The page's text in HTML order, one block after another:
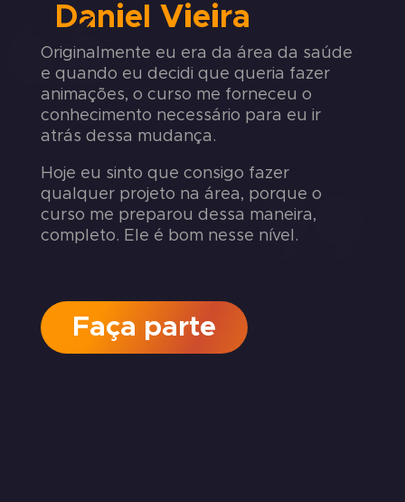
Daniel Vieira
Originalmente eu era da área da saúde
e quando eu decidi que queria fazer
animações, o curso me forneceu o
conhecimento necessário para eu ir
atrás dessa mudança.
Hoje eu sinto que consigo fazer
qualquer projeto na área, porque o
curso me preparou dessa maneira,
completo. Ele é bom nesse nível.
Faça parte